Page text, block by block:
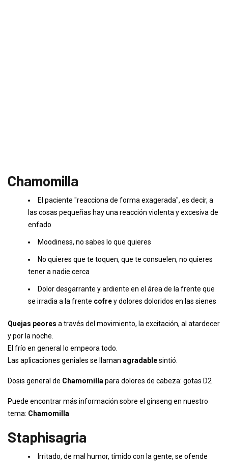
Chamomilla
El paciente "reacciona de forma exagerada", es decir, a
las cosas pequeñas hay una reacción violenta y excesiva de
enfado
Moodiness, no sabes lo que quieres
No quieres que te toquen, que te consuelen, no quieres
tener a nadie cerca
Dolor desgarrante y ardiente en el área de la frente que
se irradia a la frente cofrey dolores doloridos en las sienes
Quejas peores a través del movimiento, la excitación, al atardecer
y por la noche.
El frío en general lo empeora todo.
Las aplicaciones geniales se llaman agradablesintió.
Dosis general de Chamomilla para dolores de cabeza: gotas D2
Puede encontrar más información sobre el ginseng en nuestro
tema: Chamomilla
Staphisagria
Irritado, de mal humor, tímido con la gente, se ofende